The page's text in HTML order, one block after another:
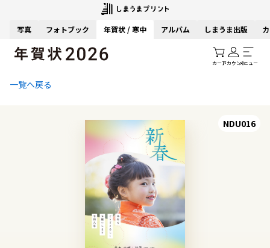
写真 フォトブック 年賀状 / 寒中 アルバム しまうま出版
カートアカウントメニュー
一覧へ戻る
NDU016